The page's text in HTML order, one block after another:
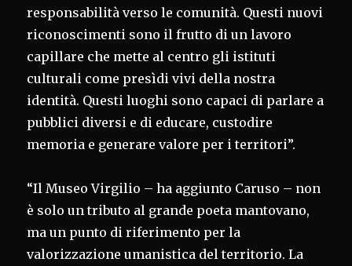
responsabilità verso le comunità. Questi nuovi
riconoscimenti sono il frutto di un lavoro
capillare che mette al centro gli istituti
culturali come presìdi vivi della nostra
identità. Questi luoghi sono capaci di parlare a
pubblici diversi e di educare, custodire
memoria e generare valore per i territori”.
“Il Museo Virgilio – ha aggiunto Caruso – non
è solo un tributo al grande poeta mantovano,
ma un punto di riferimento per la
valorizzazione umanistica del territorio. La